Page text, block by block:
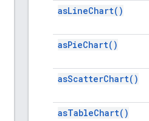
asLineChart( )
asPieChart( )
asScatterChart( )
asTableChart( )